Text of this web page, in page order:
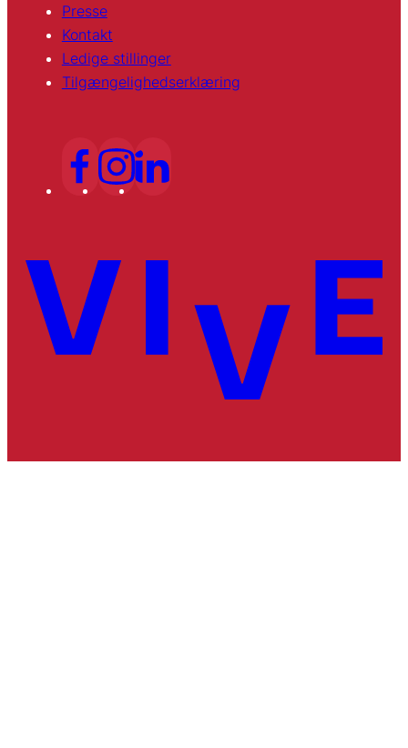
Presse
Kontakt
Ledige stillinger
Tilgængelighedserklæring